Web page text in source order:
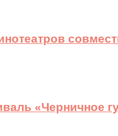
«Черничное